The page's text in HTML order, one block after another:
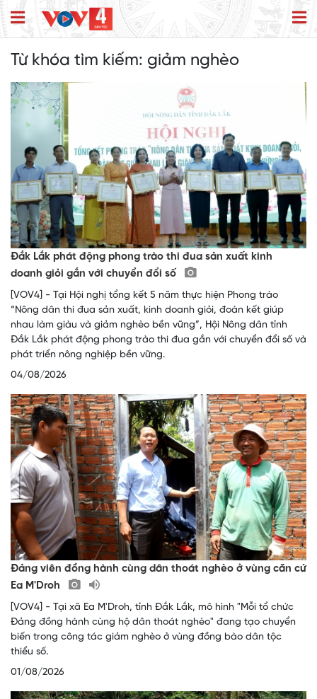
Từ khóa tìm kiếm: giảm nghèo
Đắk Lắk phát động phong trào thi đua sản xuất kinh
doanh giỏi gắn với chuyển đổi số
[VOV4] - Tại Hội nghị tổng kết 5 năm thực hiện Phong trào
“Nông dân thi đua sản xuất, kinh doanh giỏi, đoàn kết giúp
nhau làm giàu và giảm nghèo bền vững”, Hội Nông dân tỉnh
Đắk Lắk phát động phong trào thi đua gắn với chuyển đổi số và
phát triển nông nghiệp bền vững.
04/08/2026
Đảng viên đồng hành cùng dân thoát nghèo ở vùng căn cứ
Ea M'Droh
[VOV4] - Tại xã Ea M'Droh, tỉnh Đắk Lắk, mô hình "Mỗi tổ chức
Đảng đồng hành cùng hộ dân thoát nghèo" đang tạo chuyển
biến trong công tác giảm nghèo ở vùng đồng bào dân tộc
thiểu số.
01/08/2026